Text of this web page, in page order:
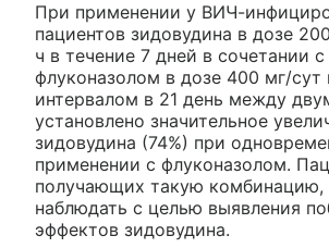
При применении у ВИЧ-
пациентов зидовудина в дозе
ч в течение 7 дней в сочетании с
флуконазолом в дозе 400 мг/сут
интервалом в 21 день между
установлено значительное
зидовудина (74%) при
применении с флуконазолом.
получающих такую комбинацию,
наблюдать с целью выявления
эффектов зидовудина.